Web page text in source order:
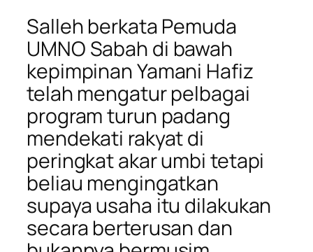
Salleh berkata Pemuda
UMNO Sabah di bawah
kepimpinan Yamani Hafiz
telah mengatur pelbagai
program turun padang
mendekati rakyat di
peringkat akar umbi tetapi
beliau mengingatkan
supaya usaha itu dilakukan
secara berterusan dan